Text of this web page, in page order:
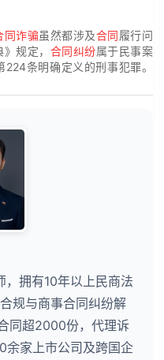
同诈骗虽然都涉及合同履行问
规定， 合同纠纷属于民事案
224条明确定义的刑事犯罪。
拥有10年以上民商法
规与商事合同纠纷解
同超2000份，代理诉
家上市公司及跨国企